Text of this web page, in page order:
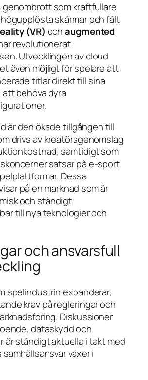
genombrott som kraftfullare
skärmar och fält
(VR) ochaugmented
revolutionerat
Utvecklingen avcloud
även möjligt för spelare att
titlar direkt till sina
behöva dyra
är den ökade tillgången till
drivs av kreatörsgenomslag
samtidigt som
satsar påe-sport
Dessa
på en marknad som är
och ständigt
till nya teknologier och
och ansvarsfull
spelindustrin expanderar,
krav på regleringar och
Diskussioner
, dataskydd och
är ständigt aktuella i takt med
växer i